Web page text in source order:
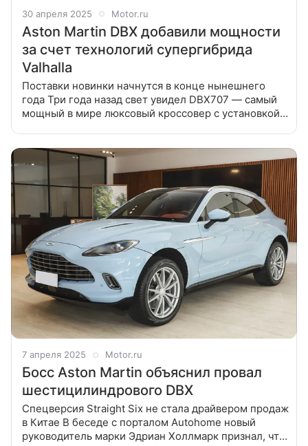
30 апреля 2025 Motor.ru
Aston Martin DBX добавили мощности
за счет технологий супергибрида
Valhalla
Поставки новинки начнутся в конце нынешнего
года Три года назад свет увидел DBX707 — самый
мощный в мире люксовый кроссовер с установкой
7 апреля 2025 Motor.ru
Босс Aston Martin объяснил провал
шестицилиндрового DBX
Спецверсия Straight Six не стала драйвером продаж
в Китае В беседе с порталом Autohome новый
руководитель марки Эдриан Холлмарк признал, что